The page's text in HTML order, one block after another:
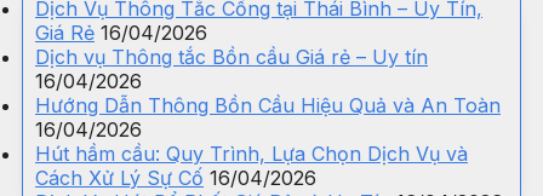
Dịch Vụ Thông Tắc Cống tại Thái Bình – Uy Tín,
Giá Rẻ 16/04/2026
Dịch vụ Thông tắc Bồn cầu Giá rẻ – Uy tín
16/04/2026
Hướng Dẫn Thông Bồn Cầu Hiệu Quả và An Toàn
16/04/2026
Hút hầm cầu: Quy Trình, Lựa Chọn Dịch Vụ và
Cách Xử Lý Sự Cố 16/04/2026